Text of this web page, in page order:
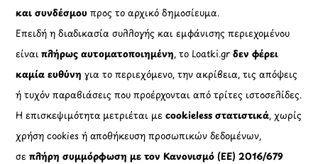
και συνδέσμου προς το αρχικό δημοσίευμα.
Επειδή η διαδικασία συλλογής και εμφάνισης περιεχομένου
είναιπλήρως αυτοματοποιημένη, το Loatki.grδεν φέρει
καμία ευθύνη για το περιεχόμενο, την ακρίβεια, τις απόψεις
ή τυχόν παραβιάσεις που προέρχονται από τρίτες ιστοσελίδες.
Η επισκεψιμότητα μετριέται μεcookieless στατιστικά, χωρίς
χρήση cookies ή αποθήκευση προσωπικών δεδομένων,
σεπλήρη συμμόρφωση με τον Κανονισμό (ΕΕ) 2016/679